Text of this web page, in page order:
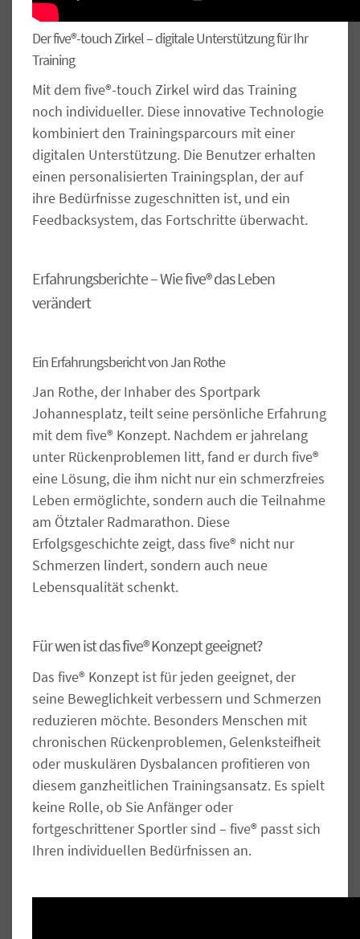
Der five®-touch Zirkel – digitale Unterstützung für Ihr
Training
Mit dem five®-touch Zirkel wird das Training
noch individueller. Diese innovative Technologie
kombiniert den Trainingsparcours mit einer
digitalen Unterstützung. Die Benutzer erhalten
einen personalisierten Trainingsplan, der auf
ihre Bedürfnisse zugeschnitten ist, und ein
Feedbacksystem, das Fortschritte überwacht.
Erfahrungsberichte – Wie five® das Leben
verändert
Ein Erfahrungsbericht von Jan Rothe
Jan Rothe, der Inhaber des Sportpark
Johannesplatz, teilt seine persönliche Erfahrung
mit dem five® Konzept. Nachdem er jahrelang
unter Rückenproblemen litt, fand er durch five®
eine Lösung, die ihm nicht nur ein schmerzfreies
Leben ermöglichte, sondern auch die Teilnahme
am Ötztaler Radmarathon. Diese
Erfolgsgeschichte zeigt, dass five® nicht nur
Schmerzen lindert, sondern auch neue
Lebensqualität schenkt.
Für wen ist das five® Konzept geeignet?
Das five® Konzept ist für jeden geeignet, der
seine Beweglichkeit verbessern und Schmerzen
reduzieren möchte. Besonders Menschen mit
chronischen Rückenproblemen, Gelenksteifheit
oder muskulären Dysbalancen profitieren von
diesem ganzheitlichen Trainingsansatz. Es spielt
keine Rolle, ob Sie Anfänger oder
fortgeschrittener Sportler sind – five® passt sich
Ihren individuellen Bedürfnissen an.